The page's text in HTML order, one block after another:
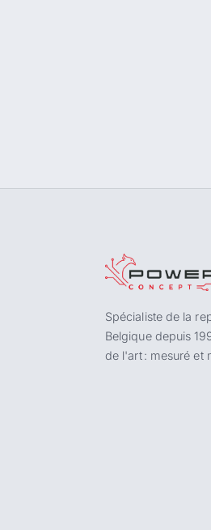
Spécialiste de la
Belgique depuis
de l'art : mesuré et